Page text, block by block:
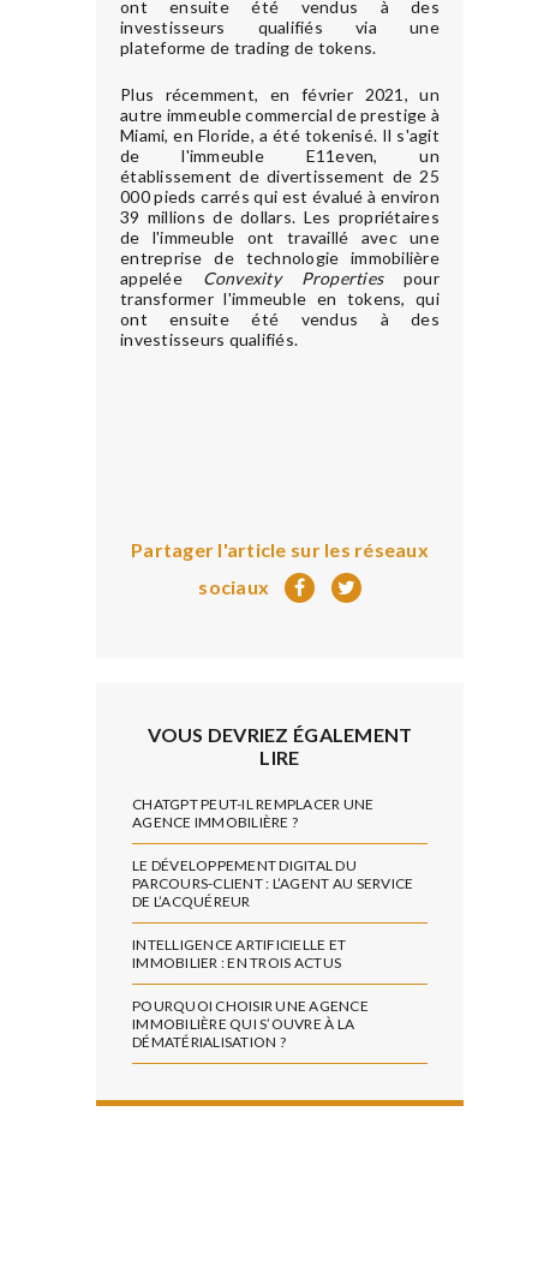
ont ensuite été vendus à des
investisseurs qualifiés via une
plateforme de trading de tokens.
Plus récemment, en février 2021, un
autre immeuble commercial de prestige à
Miami, en Floride, a été tokenisé. Il s'agit
de l'immeuble E11even, un
établissement de divertissement de 25
000 pieds carrés qui est évalué à environ
39 millions de dollars. Les propriétaires
de l'immeuble ont travaillé avec une
entreprise de technologie immobilière
appelée Convexity Propertiespour
transformer l'immeuble en tokens, qui
ont ensuite été vendus à des
investisseurs qualifiés.
Partager l'article sur les réseaux
sociaux
VOUS DEVRIEZ ÉGALEMENT
LIRE
CHATGPT PEUT-IL REMPLACER UNE
AGENCE IMMOBILIÈRE ?
LE DÉVELOPPEMENT DIGITAL DU
PARCOURS-CLIENT : L’AGENT AU SERVICE
DE L’ACQUÉREUR
INTELLIGENCE ARTIFICIELLE ET
IMMOBILIER : EN TROIS ACTUS
POURQUOI CHOISIR UNE AGENCE
IMMOBILIÈRE QUI S’OUVRE À LA
DÉMATÉRIALISATION ?